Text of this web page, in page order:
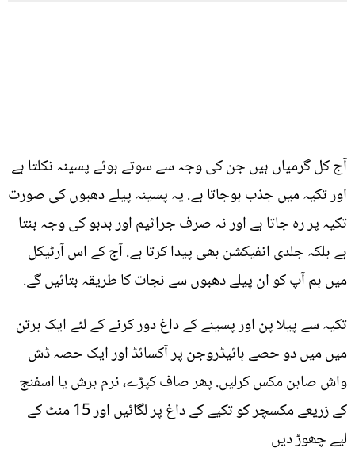
آج کل گرمیاں ہیں جن کی وجہ سے سوتے ہوئے پسینہ نکلتا ہے
اور تکیہ میں جذب ہوجاتا ہے. یہ پسینہ پیلے دھبوں کی صورت
تکیہ پر رہ جاتا ہے اور نہ صرف جراثیم اور بدبو کی وجہ بنتا
ہے بلکہ جلدی انفیکشن بھی پیدا کرتا ہے. آج کے اس آرٹیکل
میں ہم آپ کو ان پیلے دھبوں سے نجات کا طریقہ بتائیں گے.
تکیہ سے پیلا پن اور پسینے کے داغ دور کرنے کے لئے ایک برتن
میں میں دو حصے ہائیڈروجن پر آکسائڈ اور ایک حصہ ڈش
واش صابن مکس کرلیں. پھر صاف کپڑے، نرم برش یا اسفنج
کے زریعے مکسچر کو تکیے کے داغ پر لگائیں اور 15 منٹ کے
لیے چھوڑ دیں